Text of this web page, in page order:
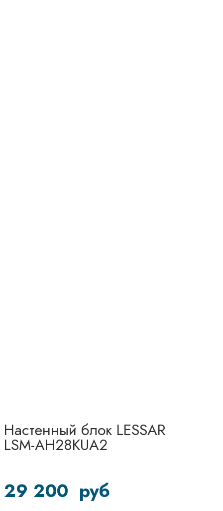
Настенный блок LESSAR
LSM-AH28KUA2
29 200 руб